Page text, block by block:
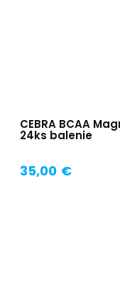
CEBRA BCAA
24ks balenie
35,00 €